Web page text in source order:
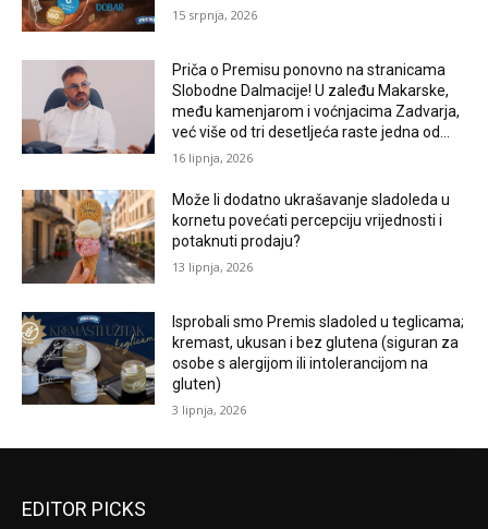
15 srpnja, 2026
Priča o Premisu ponovno na stranicama
Slobodne Dalmacije! U zaleđu Makarske,
među kamenjarom i voćnjacima Zadvarja,
već više od tri desetljeća raste jedna od...
16 lipnja, 2026
Može li dodatno ukrašavanje sladoleda u
kornetu povećati percepciju vrijednosti i
potaknuti prodaju?
13 lipnja, 2026
Isprobali smo Premis sladoled u teglicama;
kremast, ukusan i bez glutena (siguran za
osobe s alergijom ili intolerancijom na
gluten)
3 lipnja, 2026
EDITOR PICKS